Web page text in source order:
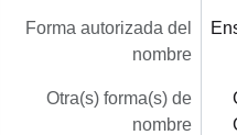
Forma autorizada del
nombre
Otra(s) forma(s) de
nombre